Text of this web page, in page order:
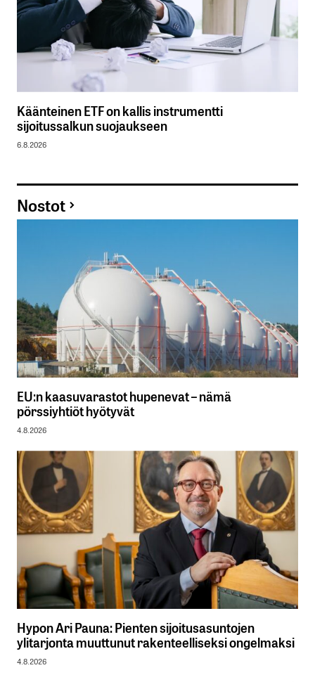
Käänteinen ETF on kallis instrumentti
sijoitussalkun suojaukseen
6.8.2026
Nostot
EU:n kaasuvarastot hupenevat – nämä
pörssiyhtiöt hyötyvät
4.8.2026
Hypon Ari Pauna: Pienten sijoitusasuntojen
ylitarjonta muuttunut rakenteelliseksi ongelmaksi
4.8.2026